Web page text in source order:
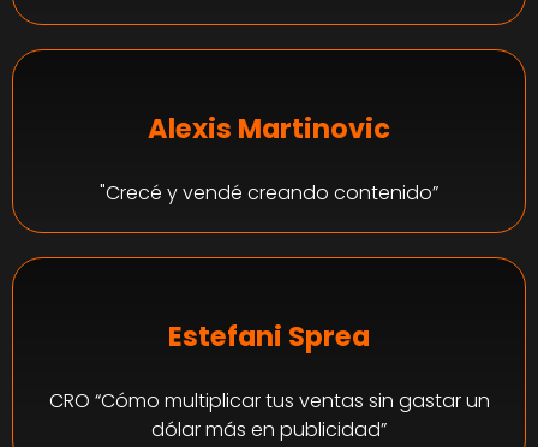
Alexis Martinovic
"Crecé y vendé creando contenido”
Estefani Sprea
CRO “Cómo multiplicar tus ventas sin gastar un
dólar más en publicidad”